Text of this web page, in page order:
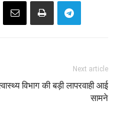
Next article
विभाग की बड़ी लापरवाही आई
सामने